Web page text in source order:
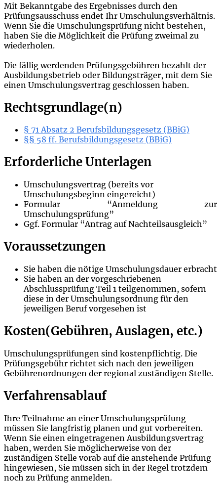
Mit Bekanntgabe des Ergebnisses durch den
Prüfungsausschuss endet Ihr Umschulungsverhältnis.
Wenn Sie die Umschulungsprüfung nicht bestehen,
haben Sie die Möglichkeit die Prüfung zweimal zu
wiederholen.
Die fällig werdenden Prüfungsgebühren bezahlt der
Ausbildungsbetrieb oder Bildungsträger, mit dem Sie
einen Umschulungsvertrag geschlossen haben.
Rechtsgrundlage(n)
§ 71 Absatz 2 Berufsbildungsgesetz (BBiG)
§§ 58 ff. Berufsbildungsgesetz (BBiG)
Erforderliche Unterlagen
Umschulungsvertrag (bereits vor
Umschulungsbeginn eingereicht)
Formular “Anmeldung zur
Umschulungsprüfung”
Ggf. Formular “Antrag auf Nachteilsausgleich”
Voraussetzungen
Sie haben die nötige Umschulungsdauer erbracht
Sie haben an der vorgeschriebenen
Abschlussprüfung Teil 1 teilgenommen, sofern
diese in der Umschulungsordnung für den
jeweiligen Beruf vorgesehen ist
Kosten(Gebühren, Auslagen, etc.)
Umschulungsprüfungen sind kostenpflichtig. Die
Prüfungsgebühr richtet sich nach den jeweiligen
Gebührenordnungen der regional zuständigen Stelle.
Verfahrensablauf
Ihre Teilnahme an einer Umschulungsprüfung
müssen Sie langfristig planen und gut vorbereiten.
Wenn Sie einen eingetragenen Ausbildungsvertrag
haben, werden Sie möglicherweise von der
zuständigen Stelle vorab auf die anstehende Prüfung
hingewiesen, Sie müssen sich in der Regel trotzdem
noch zu Prüfung anmelden.